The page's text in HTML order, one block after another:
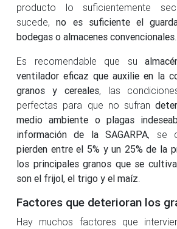
producto lo suficientemente
sucede,no es suficiente el
bodegas o almacenes convencionales
Es recomendable que su
ventilador eficaz que auxilie en la
granos y cereales, las
perfectas para que no sufran
medio ambiente o plagas
información de la SAGARPA, se
pierden entre el 5% y un 25% de la
los principales granos que se
son el frijol, el trigo y el maíz
Factores que deterioran los
Hay muchos factores que